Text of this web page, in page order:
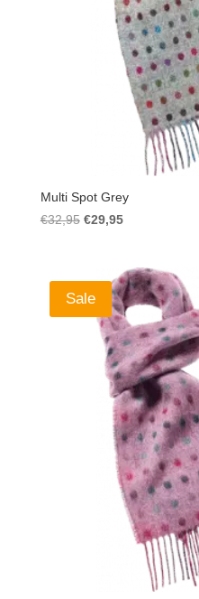
Multi Spot Grey
€32,95 Ursprünglicher
€32,95
€29,95Aktueller
€29,95.
Sale